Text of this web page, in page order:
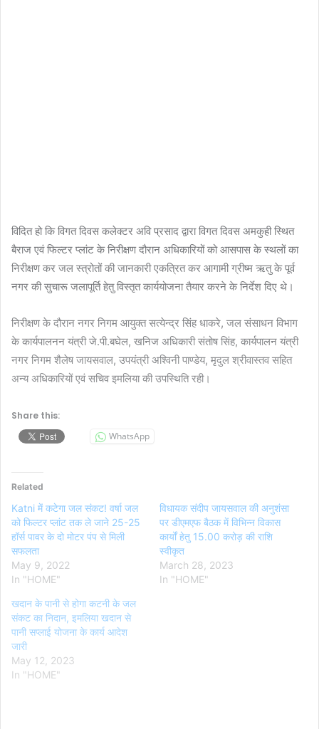
विदित हो कि विगत दिवस कलेक्टर अवि प्रसाद द्वारा विगत दिवस अमकुही स्थित
बैराज एवं फिल्टर प्लांट के निरीक्षण दौरान अधिकारियों को आसपास के स्थलों का
निरीक्षण कर जल स्त्रोतों की जानकारी एकत्रित कर आगामी ग्रीष्म ऋतु के पूर्व
नगर की सुचारू जलापूर्ति हेतु विस्तृत कार्ययोजना तैयार करने के निर्देश दिए थे।
निरीक्षण के दौरान नगर निगम आयुक्त सत्येन्द्र सिंह धाकरे, जल संसाधन विभाग
के कार्यपालनन यंत्री जे.पी.बघेल, खनिज अधिकारी संतोष सिंह, कार्यपालन यंत्री
नगर निगम शैलेष जायसवाल, उपयंत्री अश्विनी पाण्डेय, मृदुल श्रीवास्तव सहित
अन्य अधिकारियों एवं सचिव इमलिया की उपस्थिति रही।
Share this:
WhatsApp
Related
Katni में कटेगा जल संकट! वर्षा जल
को फिल्टर प्लांट तक ले जाने 25-25
हॉर्स पावर के दो मोटर पंप से मिली
सफलता
May 9, 2022
In "HOME"
विधायक संदीप जायसवाल की अनुशंसा
पर डीएमएफ बैठक में विभिन्न विकास
कार्यों हेतु 15.00 करोड़ की राशि
स्वीकृत
March 28, 2023
In "HOME"
खदान के पानी से होगा कटनी के जल
संकट का निदान, इमलिया खदान से
पानी सप्लाई योजना के कार्य आदेश
जारी
May 12, 2023
In "HOME"